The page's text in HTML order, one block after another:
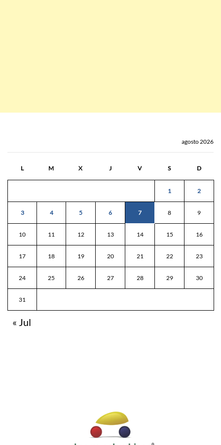
agosto 2026
L M X J V S D
1 2
3 4 5 6 7 8 9
10 11 12 13 14 15 16
17 18 19 20 21 22 23
24 25 26 27 28 29 30
31
« Jul